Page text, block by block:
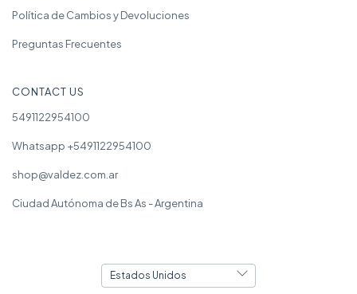
Política de Cambios y Devoluciones
Preguntas Frecuentes
CONTACT US
5491122954100
Whatsapp +5491122954100
shop@valdez.com.ar
Ciudad Autónoma de Bs As - Argentina